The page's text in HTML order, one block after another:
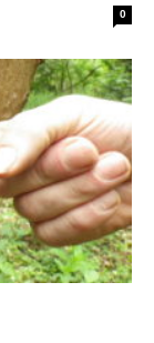
0